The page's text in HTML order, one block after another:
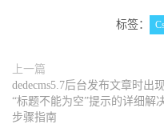
标签：
上一篇
dedecms5.7后台发布文章时出现
“标题不能为空”提示的详细解
步骤指南